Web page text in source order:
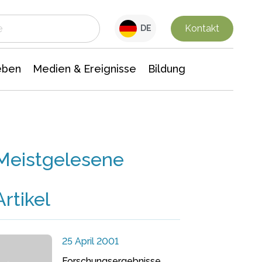
DE Kontakt
Medien & Ereignisse Bildung
25 April 2001